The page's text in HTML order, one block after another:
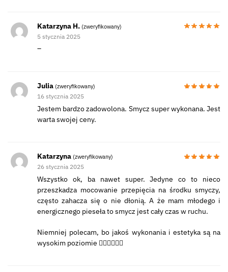
Katarzyna H. (zweryfikowany)
5 stycznia 2025
–
Julia (zweryfikowany)
16 stycznia 2025
Jestem bardzo zadowolona. Smycz super wykonana. Jest
warta swojej ceny.
Katarzyna (zweryfikowany)
26 stycznia 2025
Wszystko ok, ba nawet super. Jedyne co to nieco
przeszkadza mocowanie przepięcia na środku smyczy,
często zahacza się o nie dłonią. A że mam młodego i
energicznego pieseła to smycz jest cały czas w ruchu.
Niemniej polecam, bo jakoś wykonania i estetyka są na
wysokim poziomie 👌🏻👌🏻👌🏻